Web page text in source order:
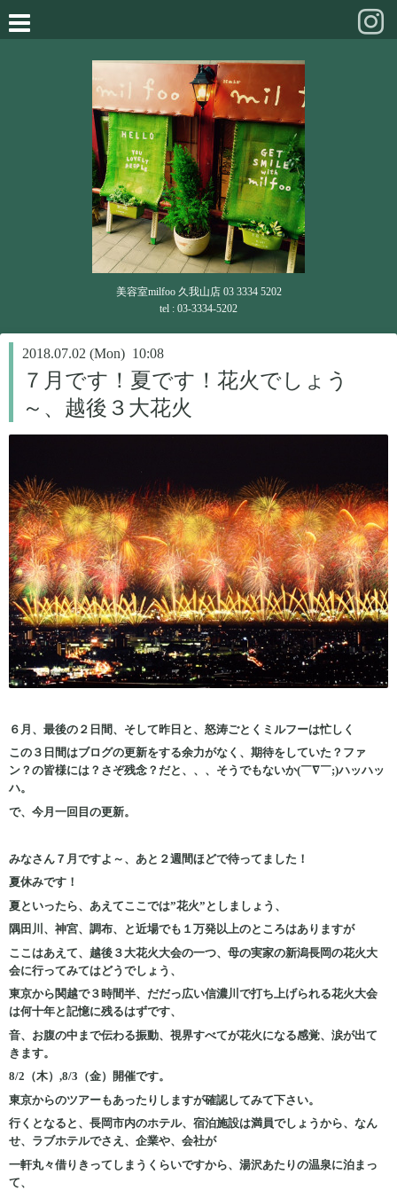
美容室milfoo 久我山店 03 3334 5202
tel : 03-3334-5202
2018.07.02 (Mon) 10:08
７月です！夏です！花火でしょう
～、越後３大花火
６月、最後の２日間、そして昨日と、怒涛ごとくミルフーは忙しく
この３日間はブログの更新をする余力がなく、期待をしていた？ファ
ン？の皆様には？さぞ残念？だと、、、そうでもないか(￣∇￣;)ハッハッ
ハ。
で、今月一回目の更新。
みなさん７月ですよ～、あと２週間ほどで待ってました！
夏休みです！
夏といったら、あえてここでは”花火”としましょう、
隅田川、神宮、調布、と近場でも１万発以上のところはありますが
ここはあえて、越後３大花火大会の一つ、母の実家の新潟長岡の花火大
会に行ってみてはどうでしょう、
東京から関越で３時間半、だだっ広い信濃川で打ち上げられる花火大会
は何十年と記憶に残るはずです、
音、 お腹の中まで伝わる振動、視界すべてが花火になる感覚、涙が出て
きます。
8/2（木）,8/3（金）開催です。
東京からのツアーもあったりしますが確認してみて下さい。
行くとなると、長岡市内のホテル、宿泊施設は満員でしょうから、なん
せ、ラブホテルでさえ、企業や、会社が
一軒丸々借りきってしまうくらいですから、湯沢あたりの温泉に泊まっ
て、